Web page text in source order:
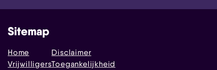
Sitemap
Home
Vrijwilligers
Disclaimer
Toegankelijkheid